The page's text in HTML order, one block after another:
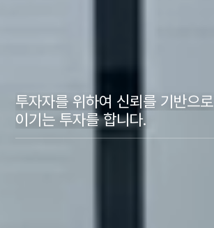
투자자를 위하여 신뢰를 기반으로
이기는 투자를 합니다.